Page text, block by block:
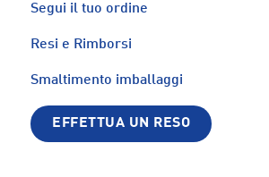
Segui il tuo ordine
Resi e Rimborsi
Smaltimento imballaggi
EFFETTUA UN RESO